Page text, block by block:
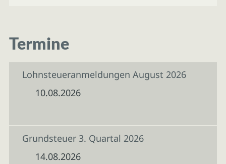
Termine
Lohnsteueranmeldungen August 2026
10.08.2026
Grundsteuer 3. Quartal 2026
14.08.2026